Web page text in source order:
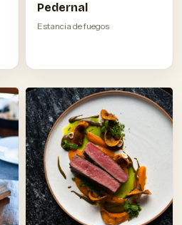
Pedernal
Estancia de fuegos